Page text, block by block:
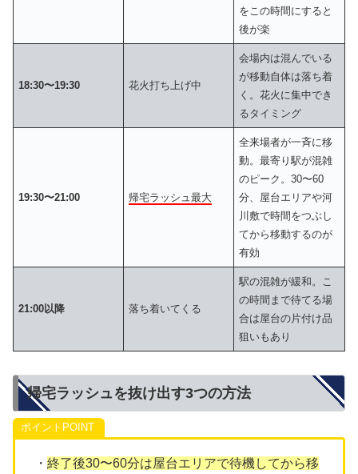
をこの時間にすると
後が楽
18:30〜19:30 花火打ち上げ中
会場内は混んでいる
が移動自体は落ち着
く。花火に集中でき
るタイミング
19:30〜21:00 帰宅ラッシュ最大
全来場者が一斉に移
動。最寄り駅が混雑
のピーク。30〜60
分、屋台エリアや河
川敷で時間をつぶし
てから移動するのが
有効
21:00以降 落ち着いてくる
駅の混雑が緩和。こ
の時間まで待てる場
合は屋台の片付け品
狙いもあり
帰宅ラッシュを抜け出す3つの方法
ポイント
・ 終了後30〜60分は屋台エリアで待機してから移